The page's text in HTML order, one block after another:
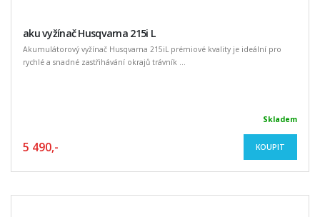
aku vyžínač Husqvarna 215i L
Akumulátorový vyžínač Husqvarna 215iL prémiové kvality je ideální pro
rychlé a snadné zastřihávání okrajů trávník ...
Skladem
5 490,- KOUPIT